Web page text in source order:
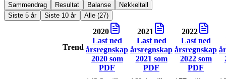
Sammendrag Resultat Balanse
Nøkkeltall
Siste 5 år
Siste 10 år Alle (27)
Trend
2020
Last ned
årsregnskap
2020som
PDF
2021
Last ned
årsregnskap
2021 som
PDF
2022
Last ned
årsregnskap
2022som
PDF